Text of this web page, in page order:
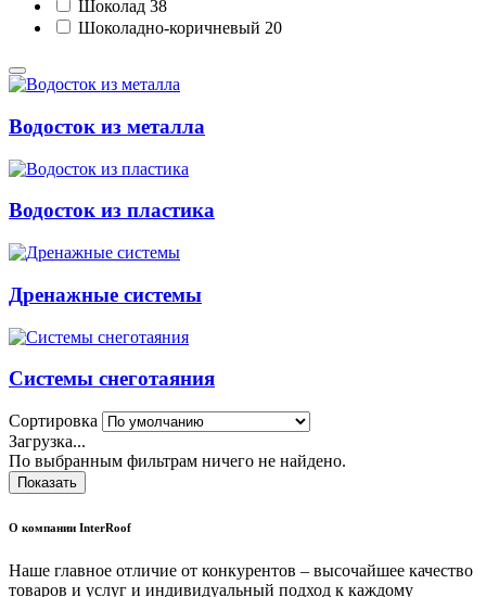
Шоколад 38
Шоколадно-коричневый 20
Водосток из металла
Водосток из пластика
Дренажные системы
Системы снеготаяния
Сортировка
Загрузка...
По выбранным фильтрам ничего не найдено.
Показать
О компании InterRoof
Наше главное отличие от конкурентов – высочайшее качество
товаров и услуг и индивидуальный подход к каждому